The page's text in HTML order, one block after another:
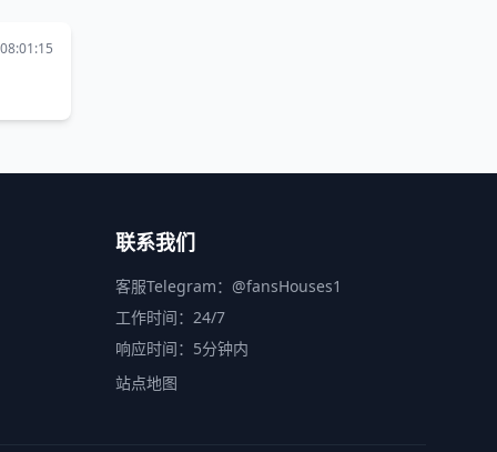
联系我们
客服Telegram： @fansHouses1
工作时间：24/7
响应时间：5分钟内
站点地图